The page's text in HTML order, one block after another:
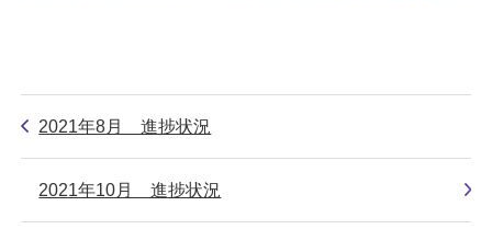
2021年8月 進捗状況
2021年10月 進捗状況